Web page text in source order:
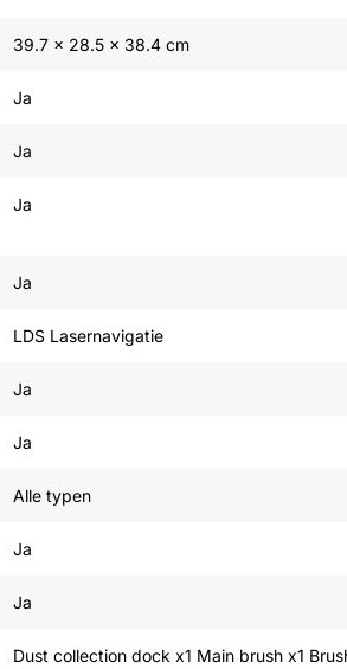
39.7 x 28.5 x 38.4 cm
Ja
Ja
Ja
Ja
LDS Lasernavigatie
Ja
Ja
Alle typen
Ja
Ja
Dust collection dock x1 Main brush x1